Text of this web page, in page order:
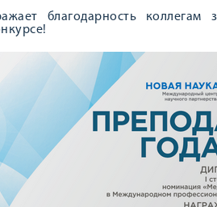
благодарность